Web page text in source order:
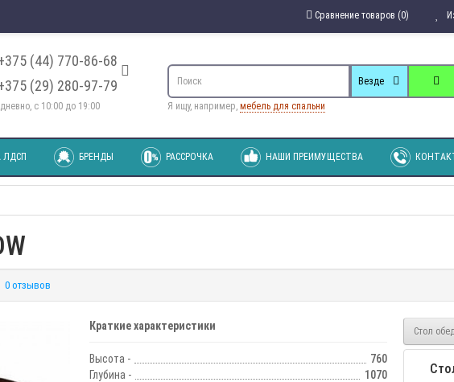
Сравнение товаров (0)
(44) 770-86-68
(29) 280-97-79
с 10:00 до 19:00
Везде
Я ищу, например, мебель для спальни
ЛДСП БРЕНДЫ РАССРОЧКА НАШИ ПРЕИМУЩЕСТВА
0 отзывов
Краткие характеристики
Высота -
760
Глубина -
1070
Стол